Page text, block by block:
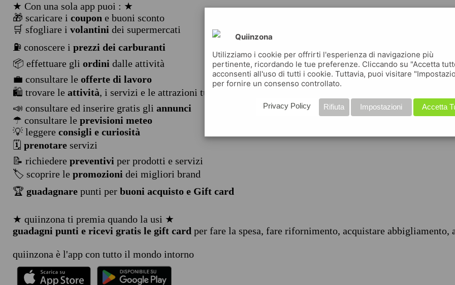
★ Con una sola app puoi : ★
🎁 scaricare i coupon e buoni sconto
🛒 sfogliare i volantini dei supermercati
⛽ conoscere i prezzi dei carburanti
📦 effettuare gli ordini dalle attività
💼 consultare le offerte di lavoro
🛍️ trovare le attività, i servizi e le attrazioni turistiche
📣 consultare ed inserire gratis gli annunci
☂ consultare le previsioni meteo
💡 leggere consigli e curiosità
🗓️ prenotareservizi
📝 richiedere preventivi per prodotti e servizi
🏷️ scoprire le promozioni dei migliori brand
🏆 guadagnarepunti per buoni acquisto e Gift card
★ quiinzona ti premia quando la usi ★
guadagni punti e ricevi gratis le gift card per fare la spesa, fare rifornimento, acquistare abbigliamento,
quiinzona è l'app con tutto il mondo intorno
Quiinzona
Utilizziamo i cookie per offrirti l'esperienza di navigazione più
pertinente, ricordando le tue preferenze. Cliccando su "Accetta
acconsenti all'uso di tutti i cookie. Tuttavia, puoi visitare
per fornire un consenso controllato.
Accetta
Impostazioni
Rifiuta
Privacy Policy